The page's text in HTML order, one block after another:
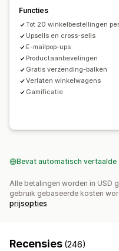
Segmentering
Aangepaste lettertypen
Analytics
Functies
Tot 20 winkelbestellingen
Upsells en cross-sells
E-mailpop-ups
Productaanbevelingen
Gratis verzending-balken
Verlaten winkelwagens
Gamificatie
Bevat automatisch
Alle betalingen worden in USD
gebruik gebaseerde kosten
prijsopties
Recensies (246)